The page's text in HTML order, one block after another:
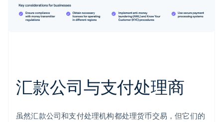
汇款公司与支付处理商
虽然汇款公司和支付处理机构都处理货币交易，但它们的